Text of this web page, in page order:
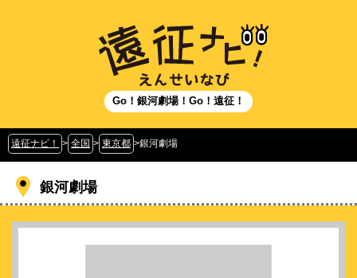
Go！銀河劇場！Go！遠征！
遠征ナビ！ > 全国 > 東京都 >銀河劇場
銀河劇場